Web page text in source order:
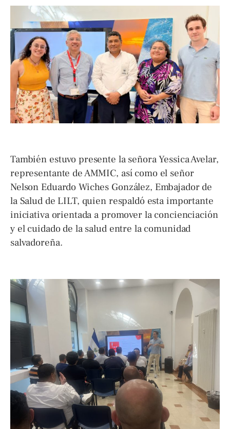
También estuvo presente la señora Yessica Avelar,
representante de AMMIC, así como el señor
Nelson Eduardo Wiches González, Embajador de
la Salud de LILT, quien respaldó esta importante
iniciativa orientada a promover la concienciación
y el cuidado de la salud entre la comunidad
salvadoreña.